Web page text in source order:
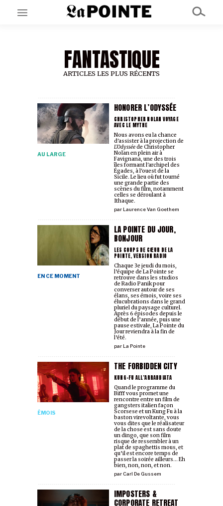
EN CE MOMENT
GRAND ANGLE
AU LARGE
À PROPOS
NOS PARTENAIRES
SOUTENEZ NOUS
FANTASTIQUE
ARTICLES LES PLUS RÉCENTS
HONORER L’ODYSSÉE
CHRISTOPHER NOLAN VOYAGE
AVEC LE MYTHE
AU LARGE
parLaurence Van Goethem
Nous avons eu la chance
d'assister à la projection de
L'Odysséede Christopher
Nolan en plein air à
Favignana, une des trois
îles formant l'archipel des
Égades, à l'ouest de la
Sicile. Le lieu où fut tourné
une grande partie des
scènes du film, notamment
celles se déroulant à
Ithaque.
LA POINTE DU JOUR,
BONJOUR
LES COUPS DE CŒUR DE LA
POINTE, VERSION RADIO
EN CE MOMENT
parLa Pointe
Chaque 3e jeudi du mois,
l’équipe de La Pointe se
retrouve dans les studios
de Radio Panik pour
converser autour de ses
élans, ses émois, voire ses
élucubrations dans le grand
pluriel du paysage culturel.
Après 6 épisodes depuis le
début de l’année, puis une
pause estivale, La Pointe du
Jour reviendra à la fin de
l’été.
THE FORBIDDEN CITY
KUNG-FU ALL’ARRABBIATA
ÉMOIS
par Carl De Gussem
Quand le programme du
Bifff vous promet une
rencontre entre un film de
gangsters italien façon
Scorsese et un Kung Fu à la
baston virevoltante, vous
vous dites que le réalisateur
de la chose est sans doute
un dingo, que son film
risque de ressembler à un
plat de spaghettis mous, et
qu’il est encore temps de
passer la soirée ailleurs… Eh
bien, non, non, et non.
IMPOSTERS &
CORPORATE RETREAT